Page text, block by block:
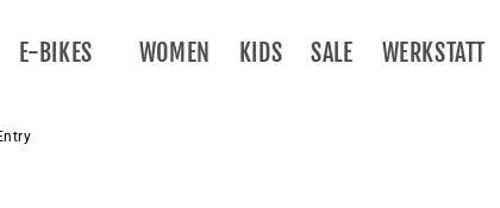
E-BIKES WOMEN KIDS SALE WERKSTATT